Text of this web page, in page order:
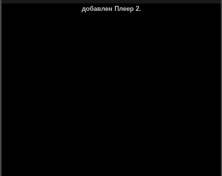
добавлен Плеер 2.